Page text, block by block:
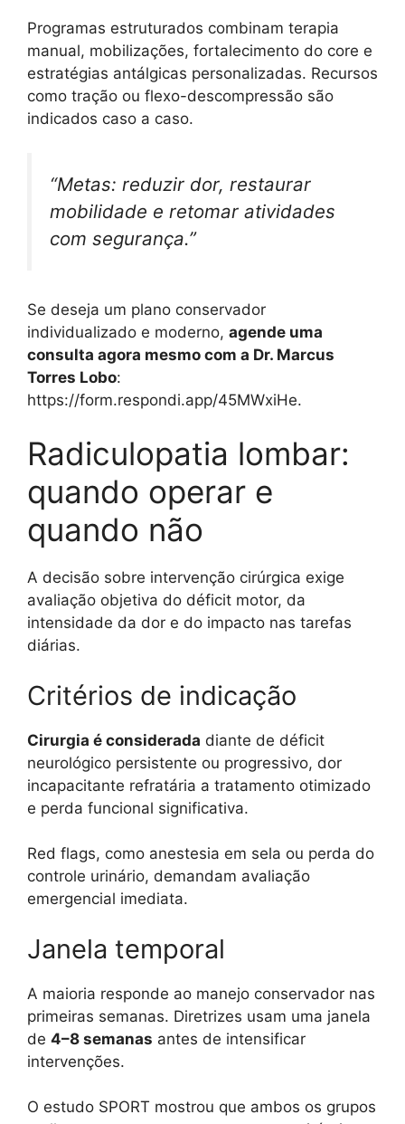
Programas estruturados combinam terapia
manual, mobilizações, fortalecimento do core e
estratégias antálgicas personalizadas. Recursos
como tração ou flexo-descompressão são
indicados caso a caso.
“Metas: reduzir dor, restaurar
mobilidade e retomar atividades
com segurança.”
Se deseja um plano conservador
individualizado e moderno, agende uma
consulta agora mesmo com a Dr. Marcus
Torres Lobo:
https://form.respondi.app/45MWxiHe.
Radiculopatia lombar:
quando operar e
quando não
A decisão sobre intervenção cirúrgica exige
avaliação objetiva do déficit motor, da
intensidade da dor e do impacto nas tarefas
diárias.
Critérios de indicação
Cirurgia é considerada diante de déficit
neurológico persistente ou progressivo, dor
incapacitante refratária a tratamento otimizado
e perda funcional significativa.
Red flags, como anestesia em sela ou perda do
controle urinário, demandam avaliação
emergencial imediata.
Janela temporal
A maioria responde ao manejo conservador nas
primeiras semanas. Diretrizes usam uma janela
de 4–8 semanas antes de intensificar
intervenções.
O estudo SPORT mostrou que ambos os grupos